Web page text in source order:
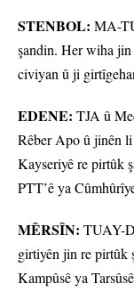
STENBOL: MA-
şandin. Her wiha
civiyan û ji
EDENE: TJA û
Rêber Apo û jinên
Kayseriyê re pirtûk
PTT’ê ya
MÊRSÎN: TUAY-
girtiyên jin re pirtûk
Kampûsê ya